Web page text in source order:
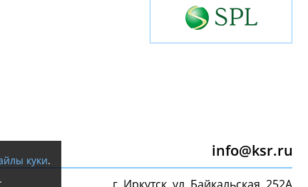
info@ksr.ru
куки.
.